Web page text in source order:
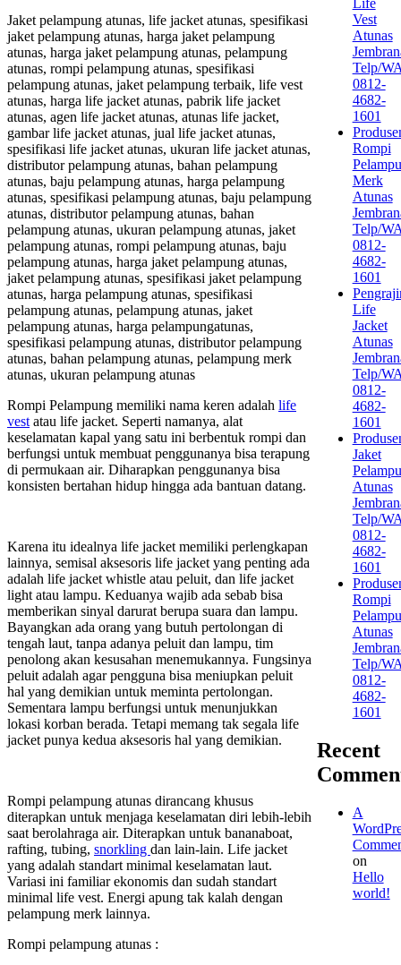
Jaket pelampung atunas, life jacket atunas, spesifikasi
jaket pelampung atunas, harga jaket pelampung
atunas, harga jaket pelampung atunas, pelampung
atunas, rompi pelampung atunas, spesifikasi
pelampung atunas, jaket pelampung terbaik, life vest
atunas, harga life jacket atunas, pabrik life jacket
atunas, agen life jacket atunas, atunas life jacket,
gambar life jacket atunas, jual life jacket atunas,
spesifikasi life jacket atunas, ukuran life jacket atunas,
distributor pelampung atunas, bahan pelampung
atunas, baju pelampung atunas, harga pelampung
atunas, spesifikasi pelampung atunas, baju pelampung
atunas, distributor pelampung atunas, bahan
pelampung atunas, ukuran pelampung atunas, jaket
pelampung atunas, rompi pelampung atunas, baju
pelampung atunas, harga jaket pelampung atunas,
jaket pelampung atunas, spesifikasi jaket pelampung
atunas, harga pelampung atunas, spesifikasi
pelampung atunas, pelampung atunas, jaket
pelampung atunas, harga pelampungatunas,
spesifikasi pelampung atunas, distributor pelampung
atunas, bahan pelampung atunas, pelampung merk
atunas, ukuran pelampung atunas
Rompi Pelampung memiliki nama keren adalah life
vest atau life jacket. Seperti namanya, alat
keselamatan kapal yang satu ini berbentuk rompi dan
berfungsi untuk membuat penggunanya bisa terapung
di permukaan air. Diharapkan penggunanya bisa
konsisten bertahan hidup hingga ada bantuan datang.
Karena itu idealnya life jacket memiliki perlengkapan
lainnya, semisal aksesoris life jacket yang penting ada
adalah life jacket whistle atau peluit, dan life jacket
light atau lampu. Keduanya wajib ada sebab bisa
memberikan sinyal darurat berupa suara dan lampu.
Bayangkan ada orang yang butuh pertolongan di
tengah laut, tanpa adanya peluit dan lampu, tim
penolong akan kesusahan menemukannya. Fungsinya
peluit adalah agar pengguna bisa meniupkan peluit
hal yang demikian untuk meminta pertolongan.
Sementara lampu berfungsi untuk menunjukkan
lokasi korban berada. Tetapi memang tak segala life
jacket punya kedua aksesoris hal yang demikian.
Rompi pelampung atunas dirancang khusus
diterapkan untuk menjaga keselamatan diri lebih-lebih
saat berolahraga air. Diterapkan untuk bananaboat,
rafting, tubing, snorkling dan lain-lain. Life jacket
yang adalah standart minimal keselamatan laut.
Variasi ini familiar ekonomis dan sudah standart
minimal life vest. Energi apung tak kalah dengan
pelampung merk lainnya.
Rompi pelampung atunas :
Vest
Atunas
Telp/
0812-
4682-
1601
Rompi
Merk
Atunas
Telp/
0812-
4682-
1601
Life
Jacket
Atunas
Telp/
0812-
4682-
1601
Jaket
Atunas
Telp/
0812-
4682-
1601
Rompi
Atunas
Telp/
0812-
4682-
1601
Recent
A
on
Hello
world!